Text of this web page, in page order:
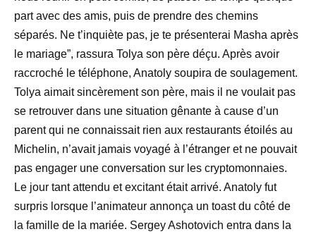
part avec des amis, puis de prendre des chemins
séparés. Ne t’inquiète pas, je te présenterai Masha après
le mariage”, rassura Tolya son père déçu. Après avoir
raccroché le téléphone, Anatoly soupira de soulagement.
Tolya aimait sincèrement son père, mais il ne voulait pas
se retrouver dans une situation gênante à cause d’un
parent qui ne connaissait rien aux restaurants étoilés au
Michelin, n’avait jamais voyagé à l’étranger et ne pouvait
pas engager une conversation sur les cryptomonnaies.
Le jour tant attendu et excitant était arrivé. Anatoly fut
surpris lorsque l’animateur annonça un toast du côté de
la famille de la mariée. Sergey Ashotovich entra dans la